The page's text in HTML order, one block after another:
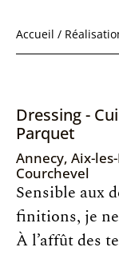
Accueil /
Dressing -
Parquet
Annecy, Aix-
Courchevel
Sensible aux
finitions, je ne
À l’affût des